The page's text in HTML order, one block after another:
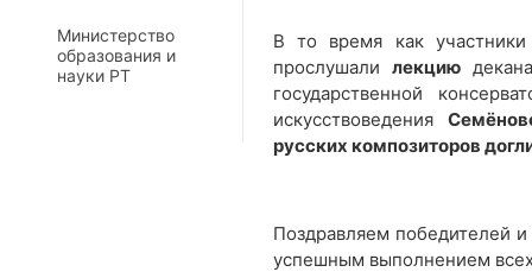
В то время как
прослушали лекцию
государственной
искусствоведения
русских композиторов
Поздравляем победителей
успешным выполнением
Министерство
образования и
науки РТ